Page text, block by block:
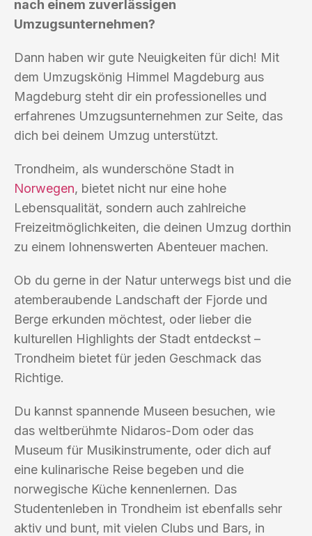
nach einem zuverlässigen
Umzugsunternehmen?
Dann haben wir gute Neuigkeiten für dich! Mit
dem Umzugskönig Himmel Magdeburg aus
Magdeburg steht dir ein professionelles und
erfahrenes Umzugsunternehmen zur Seite, das
dich bei deinem Umzug unterstützt.
Trondheim, als wunderschöne Stadt in
Norwegen, bietet nicht nur eine hohe
Lebensqualität, sondern auch zahlreiche
Freizeitmöglichkeiten, die deinen Umzug dorthin
zu einem lohnenswerten Abenteuer machen.
Ob du gerne in der Natur unterwegs bist und die
atemberaubende Landschaft der Fjorde und
Berge erkunden möchtest, oder lieber die
kulturellen Highlights der Stadt entdeckst –
Trondheim bietet für jeden Geschmack das
Richtige.
Du kannst spannende Museen besuchen, wie
das weltberühmte Nidaros-Dom oder das
Museum für Musikinstrumente, oder dich auf
eine kulinarische Reise begeben und die
norwegische Küche kennenlernen. Das
Studentenleben in Trondheim ist ebenfalls sehr
aktiv und bunt, mit vielen Clubs und Bars, in